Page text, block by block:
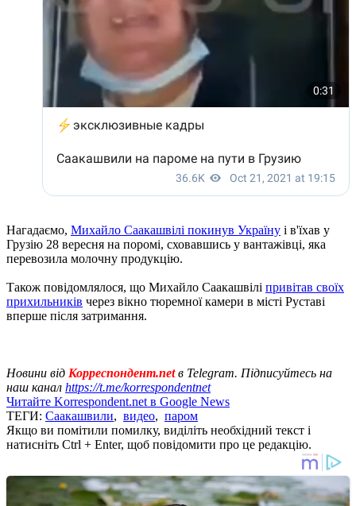
Нагадаємо, Михайло Саакашвілі покинув Україну і в'їхав у
Грузію 28 вересня на поромі, сховавшись у вантажівці, яка
перевозила молочну продукцію.
Також повідомлялося, що Михайло Саакашвілі привітав своїх
прихильників через вікно тюремної камери в місті Руставі
вперше після затримання.
Новини від Корреспондент.netв Telegram. Підписуйтесь на
наш канал https://t.me/korrespondentnet
Читайте Korrespondent.net в Google News
ТЕГИ: Саакашвили, видео, паром
Якщо ви помітили помилку, виділіть необхідний текст і
натисніть Ctrl + Enter, щоб повідомити про це редакцію.